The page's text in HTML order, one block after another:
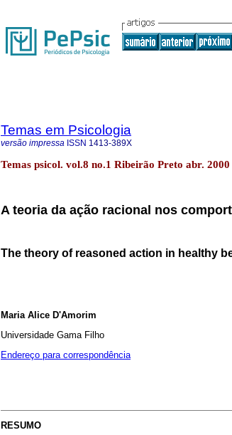
Temas em Psicologia
versão impressa ISSN 1413-389X
Temas psicol. vol.8 no.1 Ribeirão Preto abr. 2000
A teoria da ação racional nos
The theory of reasoned action in healthy
Maria Alice D'Amorim
Universidade Gama Filho
Endereço para correspondência
RESUMO